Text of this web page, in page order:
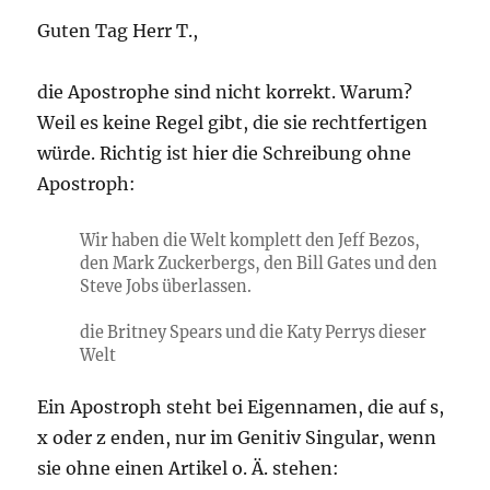
Guten Tag Herr T.,
die Apostrophe sind nicht korrekt. Warum?
Weil es keine Regel gibt, die sie rechtfertigen
würde. Richtig ist hier die Schreibung ohne
Apostroph:
Wir haben die Welt komplett den Jeff Bezos,
den Mark Zuckerbergs, den Bill Gates und den
Steve Jobs überlassen.
die Britney Spears und die Katy Perrys dieser
Welt
Ein Apostroph steht bei Eigennamen, die auf s,
x oder z enden, nur im Genitiv Singular, wenn
sie ohne einen Artikel o. Ä. stehen: